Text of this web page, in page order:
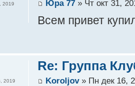
Юра 77» Чт окт 31,
Всем привет
2019
Re: Группа
Koroljov» Пн дек 16,
2019